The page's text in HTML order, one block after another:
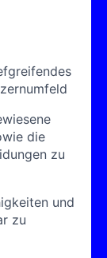
die
zu
und
zu